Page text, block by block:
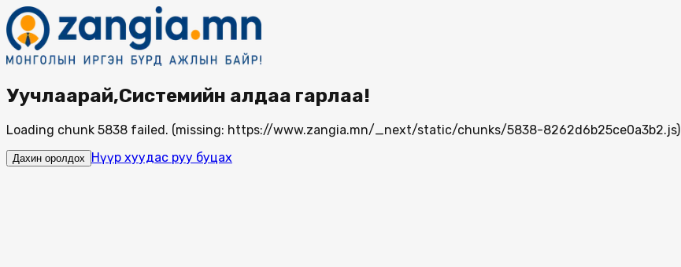
Уучлаарай,Системийн алдаа гарлаа!
Loading chunk 5838 failed. (missing: https://www.zangia.mn/_next/static/chunks/5838-8262d6b25ce0a3b2.js)
Дахин оролдох Нүүр хуудас руу буцах